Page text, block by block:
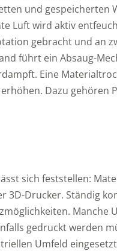
und gespeicherten
Luft wird aktiv
gebracht und an
führt ein Absaug-
Eine
Dazu gehören
sich feststellen:
3D-Drucker. Ständig
Manche
gedruckt werden
Umfeld